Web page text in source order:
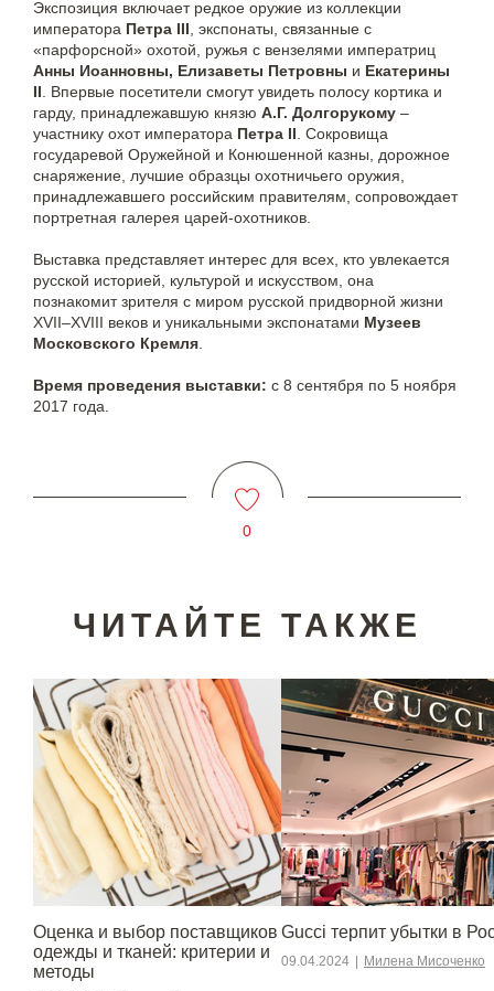
Экспозиция включает редкое оружие из коллекции
императора Петра III , экспонаты, связанные с
«парфорсной» охотой, ружья с вензелями императриц
Анны Иоанновны, Елизаветы Петровны и Екатерины
II . Впервые посетители смогут увидеть полосу кортика и
гарду, принадлежавшую князю А.Г. Долгорукому –
участнику охот императора Петра II . Сокровища
государевой Оружейной и Конюшенной казны, дорожное
снаряжение, лучшие образцы охотничьего оружия,
принадлежавшего российским правителям, сопровождает
портретная галерея царей-охотников.
Выставка представляет интерес для всех, кто увлекается
русской историей, культурой и искусством, она
познакомит зрителя с миром русской придворной жизни
XVII–XVIII веков и уникальными экспонатами Музеев
Московского Кремля
Время проведения выставки: с 8 сентября по 5 ноября
2017 года.
0
ЧИТАЙТЕ ТАКЖЕ
Оценка и выбор поставщиков
одежды и тканей: критерии и
методы
Gucci терпит убытки в
09.04.2024 | Милена Мисоченко